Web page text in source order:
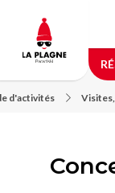
contenu
principal
d'activités